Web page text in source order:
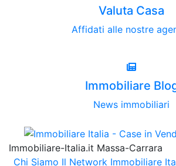
Valuta Casa
Affidati alle nostre
Immobiliare
News immobiliari
Immobiliare-Italia.it Massa-Carrara
Chi Siamo Il Network Immobiliare